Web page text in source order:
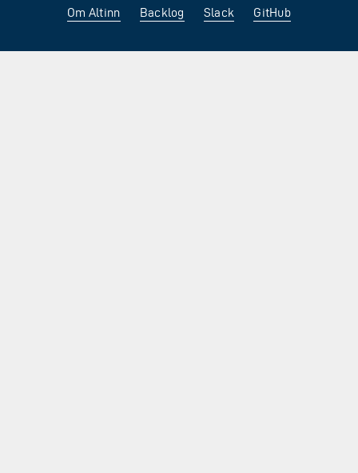
Om Altinn Backlog Slack GitHub